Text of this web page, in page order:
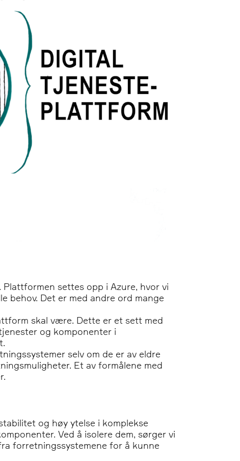
settes opp i Azure, hvor vi
behov. Det er med andre ord mange
skal være. Dette er et sett med
og komponenter i
selv om de er av eldre
Et av formålene med
og høy ytelse i komplekse
Ved å isolere dem, sørger vi
forretningssystemene for å kunne